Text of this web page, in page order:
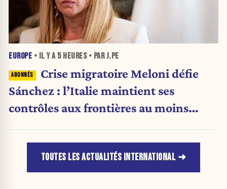
EUROPE • IL Y A 5 HEURES• PAR J.PE
Crise migratoire Meloni défie
Sánchez : l’Italie maintient ses
contrôles aux frontières au moins
TOUTES LES ACTUALITÉS INTERNATIONAL